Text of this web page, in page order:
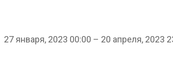
27 января, 2023 00:00 – 20 апреля, 2023